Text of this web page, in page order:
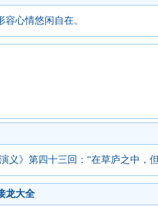
心情悠闲自在。
义》第四十三回：“在草庐之中，
龙大全